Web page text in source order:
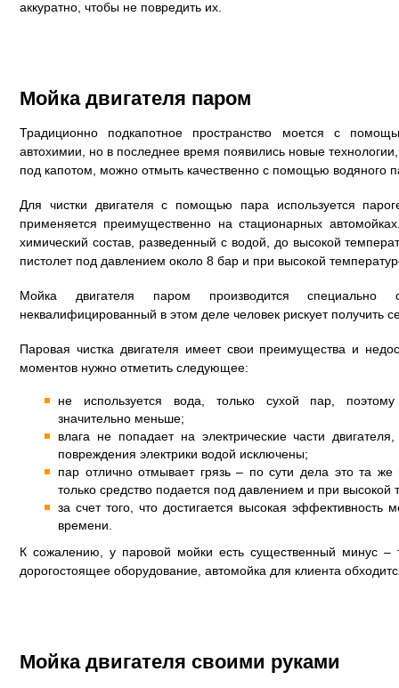
аккуратно, чтобы не повредить их.
Мойка двигателя паром
Традиционно подкапотное пространство моется с
автохимии, но в последнее время появились новые технологии,
под капотом, можно отмыть качественно с помощью водяного
Для чистки двигателя с помощью пара используется
применяется преимущественно на стационарных
химический состав, разведенный с водой, до высокой
пистолет под давлением около 8 бар и при высокой
Мойка двигателя паром производится специально
неквалифицированный в этом деле человек рискует получить
Паровая чистка двигателя имеет свои преимущества и
моментов нужно отметить следующее:
не используется вода, только сухой пар, поэтому
значительно меньше;
влага не попадает на электрические части
повреждения электрики водой исключены;
пар отлично отмывает грязь – по сути дела это та
только средство подается под давлением и при высокой
за счет того, что достигается высокая эффективность
времени.
К сожалению, у паровой мойки есть существенный минус –
дорогостоящее оборудование, автомойка для клиента
Мойка двигателя своими руками